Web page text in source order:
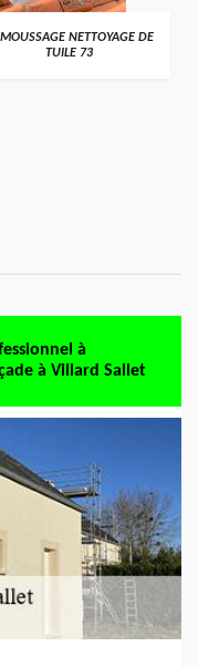
NETTOYAGE DE
TUILE 73
à
à Villard Sallet